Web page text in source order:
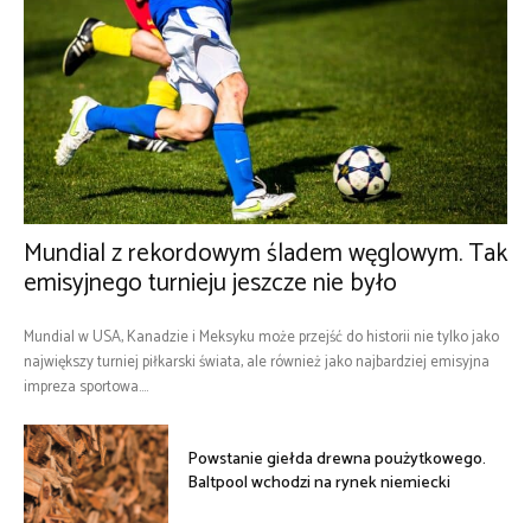
Mundial z rekordowym śladem węglowym. Tak
emisyjnego turnieju jeszcze nie było
Mundial w USA, Kanadzie i Meksyku może przejść do historii nie tylko jako
największy turniej piłkarski świata, ale również jako najbardziej emisyjna
impreza sportowa....
Powstanie giełda drewna poużytkowego.
Baltpool wchodzi na rynek niemiecki